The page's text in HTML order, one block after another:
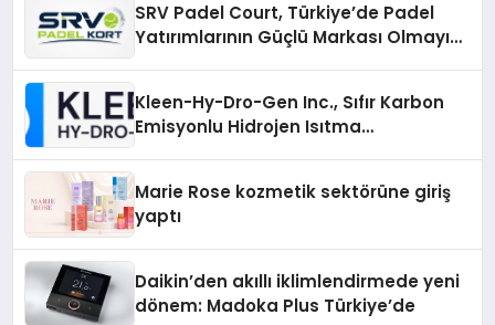
SRV Padel Court, Türkiye’de Padel
Yatırımlarının Güçlü Markası Olmayı
Kleen-Hy-Dro-Gen Inc., Sıfır Karbon
Emisyonlu Hidrojen Isıtma
Marie Rose kozmetik sektörüne giriş
yaptı
Daikin’den akıllı iklimlendirmede yeni
dönem: Madoka Plus Türkiye’de